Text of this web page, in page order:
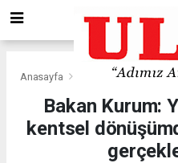
Anasayfa Gündem
Bakan Kurum:
kentsel